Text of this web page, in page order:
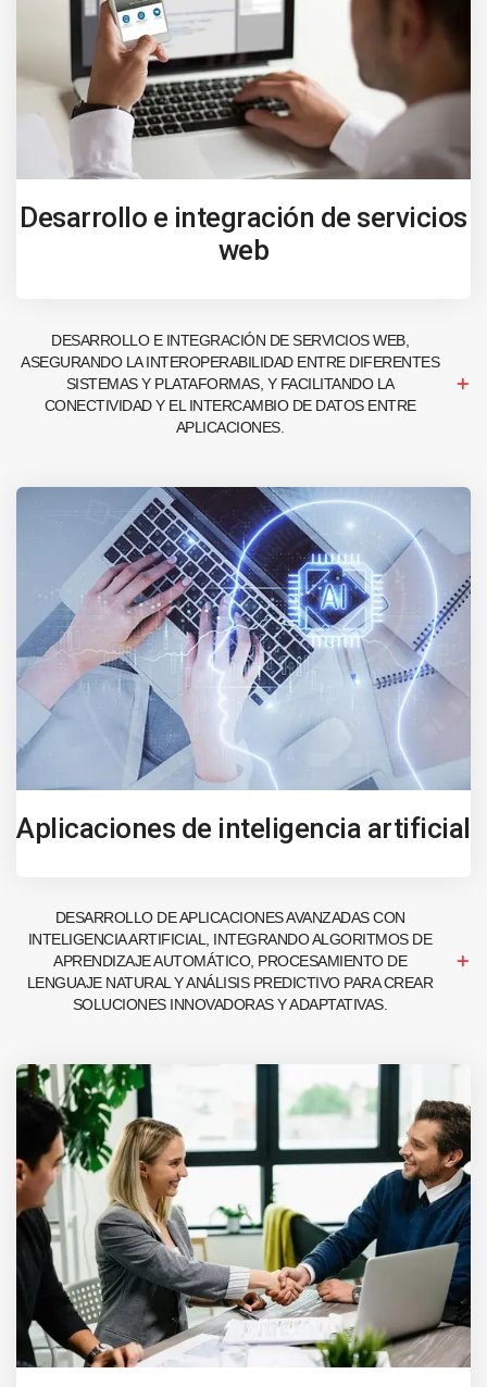
Desarrollo e integración de servicios
web
DESARROLLO E INTEGRACIÓN DE SERVICIOS WEB,
ASEGURANDO LA INTEROPERABILIDAD ENTRE DIFERENTES
SISTEMAS Y PLATAFORMAS, Y FACILITANDO LA
CONECTIVIDAD Y EL INTERCAMBIO DE DATOS ENTRE
APLICACIONES.
Aplicaciones de inteligencia artificial
DESARROLLO DE APLICACIONES AVANZADAS CON
INTELIGENCIA ARTIFICIAL, INTEGRANDO ALGORITMOS DE
APRENDIZAJE AUTOMÁTICO, PROCESAMIENTO DE
LENGUAJE NATURAL Y ANÁLISIS PREDICTIVO PARA CREAR
SOLUCIONES INNOVADORAS Y ADAPTATIVAS.